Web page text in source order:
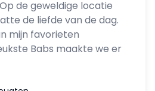
de geweldige locatie
de liefde van de dag.
mijn favorieten
Babs maakte we er